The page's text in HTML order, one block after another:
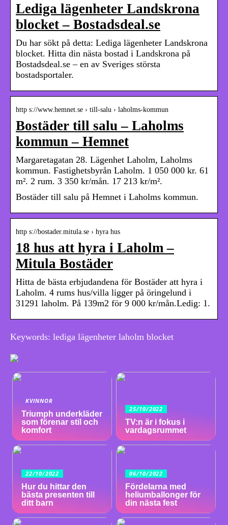
Lediga lägenheter Landskrona
blocket – Bostadsdeal.se
Du har sökt på detta: Lediga lägenheter Landskrona
blocket. Hitta din nästa bostad i Landskrona på
Bostadsdeal.se – en av Sveriges största
bostadsportaler.
http s://www.hemnet.se › till-salu › laholms-kommun
Bostäder till salu – Laholms
kommun – Hemnet
Margaretagatan 28. Lägenhet Laholm, Laholms
kommun. Fastighetsbyrån Laholm. 1 050 000 kr. 61
m². 2 rum. 3 350 kr/mån. 17 213 kr/m².
Bostäder till salu på Hemnet i Laholms kommun.
http s://bostader.mitula.se › hyra hus
18 hus att hyra i Laholm –
Mitula Bostäder
Hitta de bästa erbjudandena för Bostäder att hyra i
Laholm. 4 rums hus/villa ligger på öringelund i
31291 laholm. På 139m2 för 9 000 kr/mån.Ledig: 1.
Keywords: lediga lägenheter laholm blocket
KVINNOR
Triumph underkläder
som förenar stil och
komfort
25/10/2022
TV:n är i fokus i
vardagsrummet
22/10/2022
Hur du hittar den
bästa presenten till
ditt barn
06/10/2022
Fördelarna med
heliumballonger för
din nästa fest